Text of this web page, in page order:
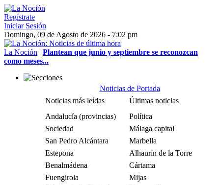
Regístrate
Iniciar Sesión
Domingo, 09 de Agosto de 2026 - 7:02 pm
La Noción | Plantean que junio y septiembre se reconozcan
como meses...
Noticias de Portada
Noticias más leídas
Últimas noticias
Andalucía (provincias)
Política
Sociedad
Málaga capital
San Pedro Alcántara
Marbella
Estepona
Alhaurín de la Torre
Benalmádena
Cártama
Fuengirola
Mijas